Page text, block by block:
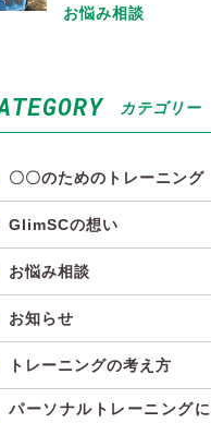
お悩み相談
カテゴリー
〇〇のためのトレーニング
GlimSCの想い
お悩み相談
お知らせ
トレーニングの考え方
パーソナルトレーニング